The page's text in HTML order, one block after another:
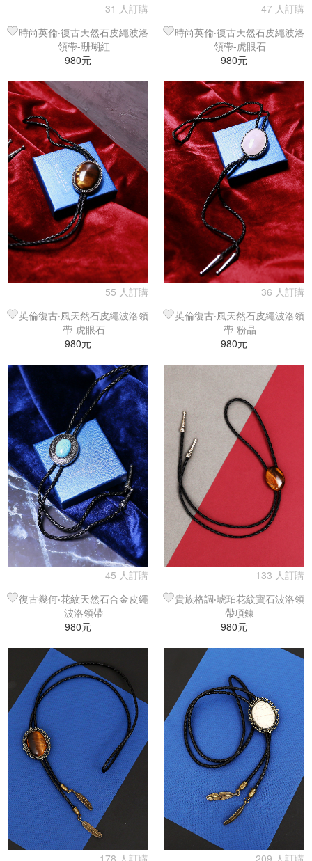
31 人訂購
時尚英倫‧復古天然石皮繩波洛
領帶-珊瑚紅
980元
47 人訂購
時尚英倫‧復古天然石皮繩波洛
領帶-虎眼石
980元
55 人訂購
英倫復古‧風天然石皮繩波洛領
帶-虎眼石
980元
36 人訂購
英倫復古‧風天然石皮繩波洛領
帶-粉晶
980元
45 人訂購
復古幾何‧花紋天然石合金皮繩
波洛領帶
980元
133 人訂購
貴族格調‧琥珀花紋寶石波洛領
帶項鍊
980元